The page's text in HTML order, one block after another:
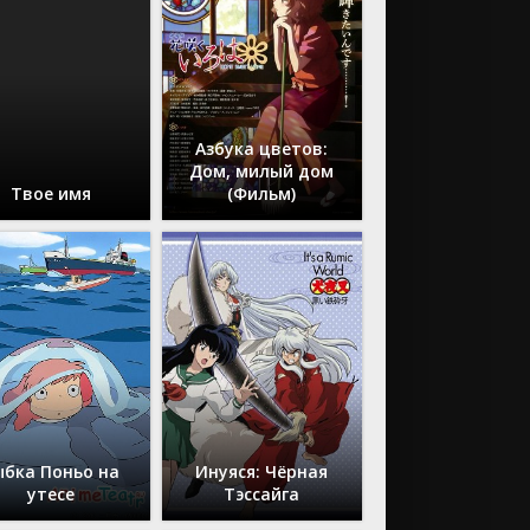
Твое имя
Азбука цветов:
Дом, милый дом
(Фильм)
Поньо на
утесе
Инуяся: Чёрная
Тэссайга